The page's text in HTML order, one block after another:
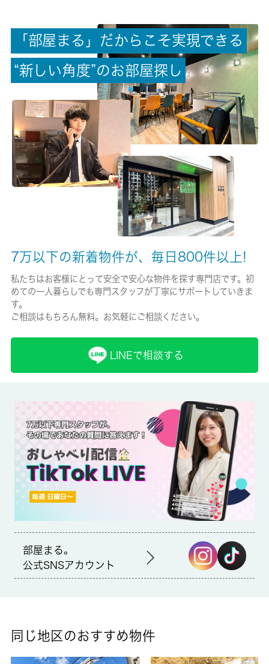
駐車場/料金
空有/8000円
有/15000円
保険名/保険期間
全日ラビー少額短期保険/2年
保証人代行
証料４００円と振替手数料３３０円がかかります。
賃貸区分/契約期間
一般/2年
取引形態
室内設備はBS・エアコンなど豊富に揃っており、過ごしやすいお
部屋になっております。上階からの音がない最上階のお部屋で
す。駅から徒歩10分の物件なら、駅前のお買い物も便利です。お
車をお持ちの方に駐車スペースを空けております。これまでも、
これからも 城南コミュニティは為になる不動産情報をご提供し
て参ります。京王相模原線南大沢を中心に住まい探しをお手伝い
致します。
「 部屋 ま る 」 だ か ら こ そ実現で き る
“新 し い角 度”のお部屋探 し
7万以下の新着物件が、毎日800件以上!
私たちはお客様にとって安全で安心な物件を探す専門店です。初
めての一人暮らしでも専門スタッフが丁寧にサポートしていきま
す。
ご相談はもちろん無料。お気軽にご相談ください。
LINEで相談する
部屋まる。
公式SNSアカウント
同じ地区のおすすめ物件